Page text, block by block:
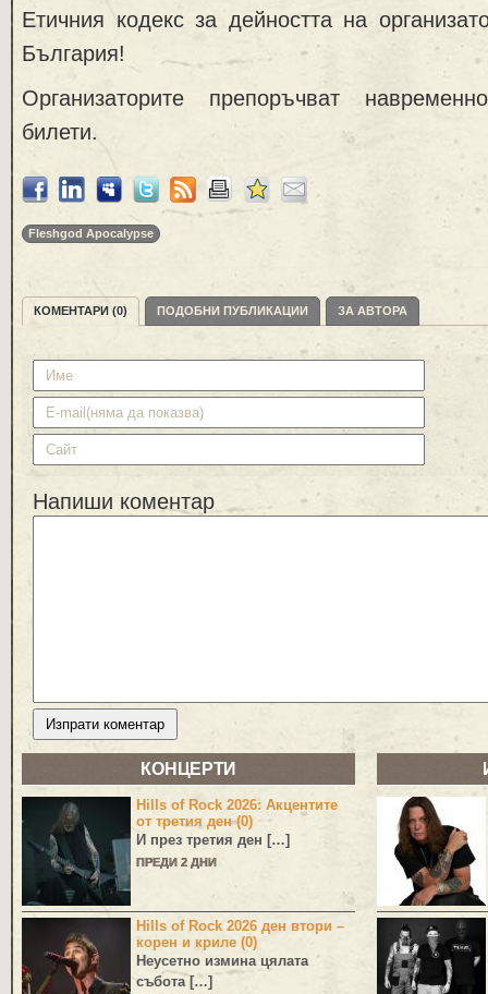
Етичния кодекс за дейността на
България!
Организаторите препоръчват
билети.
Fleshgod Apocalypse
КОМЕНТАРИ (0) ПОДОБНИ ПУБЛИКАЦИИ ЗА АВТОРА
Напиши коментар
КОНЦЕРТИ
Hills of Rock 2026: Акцентите
от третия ден (0)
И през третия ден […]
ПРЕДИ 2 ДНИ
Hills of Rock 2026 ден втори –
корен и криле (0)
Неусетно измина цялата
събота […]